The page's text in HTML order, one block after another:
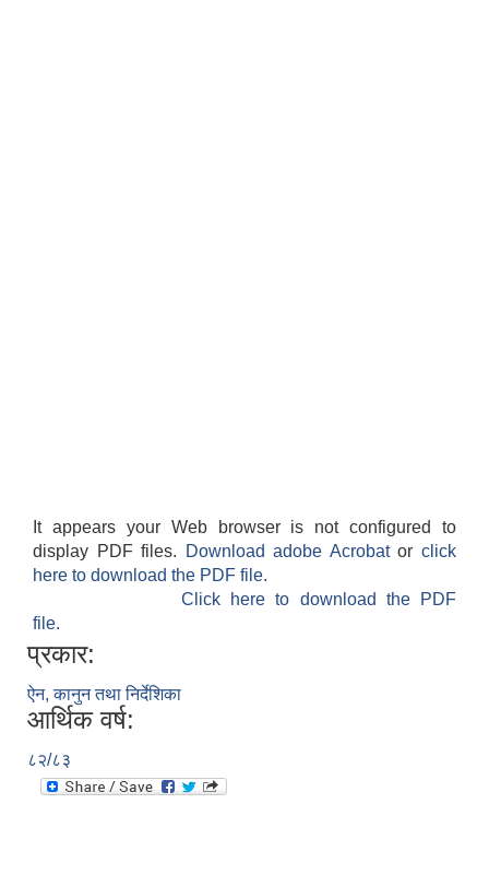
It appears your Web browser is not configured to
display PDF files.
Download adobe Acrobatorclick
here to download the PDF file.
Click here to download the PDF
file.
प्रकार:
ऐन, कानुन तथा निर्देशिका
आर्थिक वर्ष:
८२/८३